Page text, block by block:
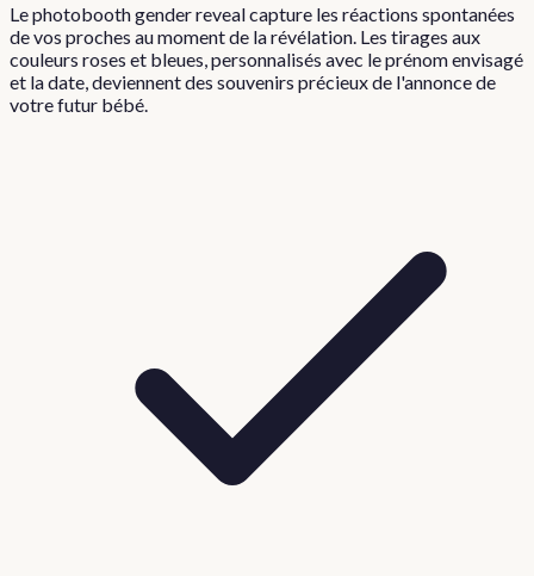
Le photobooth gender reveal capture les réactions spontanées
de vos proches au moment de la révélation. Les tirages aux
couleurs roses et bleues, personnalisés avec le prénom envisagé
et la date, deviennent des souvenirs précieux de l'annonce de
votre futur bébé.